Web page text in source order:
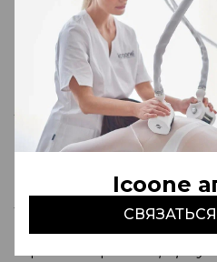
Icoone
, которые
прическу. Сегодня на
находится
стрижка с
мягко обрамляет лицо и
каждой женщине. Для
линий актуальна
прямой челкой, а для
образа часто выбирается
выполняем сложные
стрижки с
лица, помогая визуально